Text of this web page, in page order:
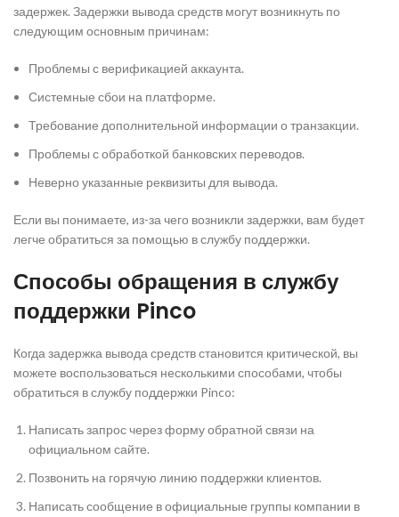
задержек. Задержки вывода средств могут возникнуть по
следующим основным причинам:
Проблемы с верификацией аккаунта.
Системные сбои на платформе.
Требование дополнительной информации о транзакции.
Проблемы с обработкой банковских переводов.
Неверно указанные реквизиты для вывода.
Если вы понимаете, из-за чего возникли задержки, вам будет
легче обратиться за помощью в службу поддержки.
Способы обращения в службу
поддержки Pinco
Когда задержка вывода средств становится критической, вы
можете воспользоваться несколькими способами, чтобы
обратиться в службу поддержки Pinco:
Написать запрос через форму обратной связи на
официальном сайте.
Позвонить на горячую линию поддержки клиентов.
Написать сообщение в официальные группы компании в